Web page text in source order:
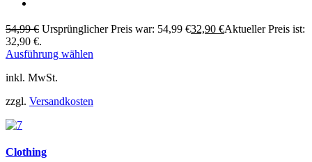
54,99€ Ursprünglicher Preis war: 54,99 €32,90 €Aktueller Preis ist:
32,90 €.
Ausführung wählen
inkl. MwSt.
zzgl. Versandkosten
Clothing